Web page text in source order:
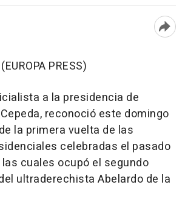
PRESS)
a la presidencia de
reconoció este domingo
la primera vuelta de las
celebradas el pasado
las cuales ocupó el segundo
ultraderechista Abelardo de la